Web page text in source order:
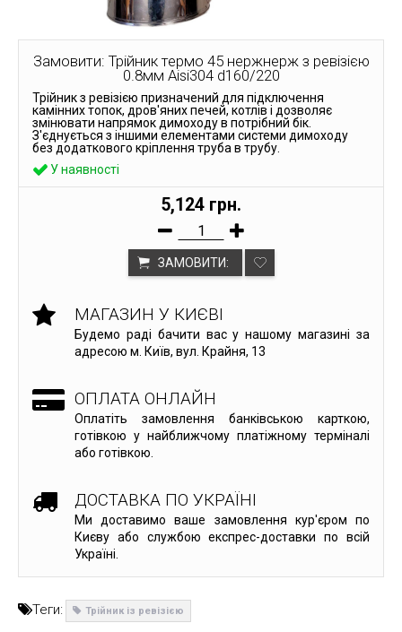
Замовити: Трійник термо 45 нержнерж з ревізією
0.8мм Aisi304 d160/220
Трійник з ревізією призначений для підключення
камінних топок, дров'яних печей, котлів і дозволяє
змінювати напрямок димоходу в потрібний бік.
З'єднується з іншими елементами системи димоходу
без додаткового кріплення труба в трубу.
У наявності
5,124 грн.
ЗАМОВИТИ:
МАГАЗИН У КИЄВІ
Будемо раді бачити вас у нашому магазині за
адресою м. Київ, вул. Крайня, 13
ОПЛАТА ОНЛАЙН
Оплатіть замовлення банківською карткою,
готівкою у найближчому платіжному терміналі
або готівкою.
ДОСТАВКА ПО УКРАЇНІ
Ми доставимо ваше замовлення кур'єром по
Києву або службою експрес-доставки по всій
Україні.
Теги: Трійник із ревізією